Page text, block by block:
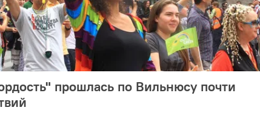
прошлась по Вильнюсу почти